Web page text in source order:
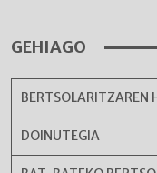
GEHIAGO
BERTSOLARITZAREN
DOINUTEGIA